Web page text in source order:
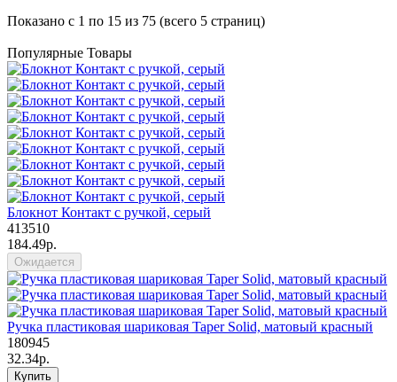
Показано с 1 по 15 из 75 (всего 5 страниц)
Популярные Товары
Блокнот Контакт с ручкой, серый
413510
184.49р.
Ожидается
Ручка пластиковая шариковая Taper Solid, матовый красный
180945
32.34р.
Купить